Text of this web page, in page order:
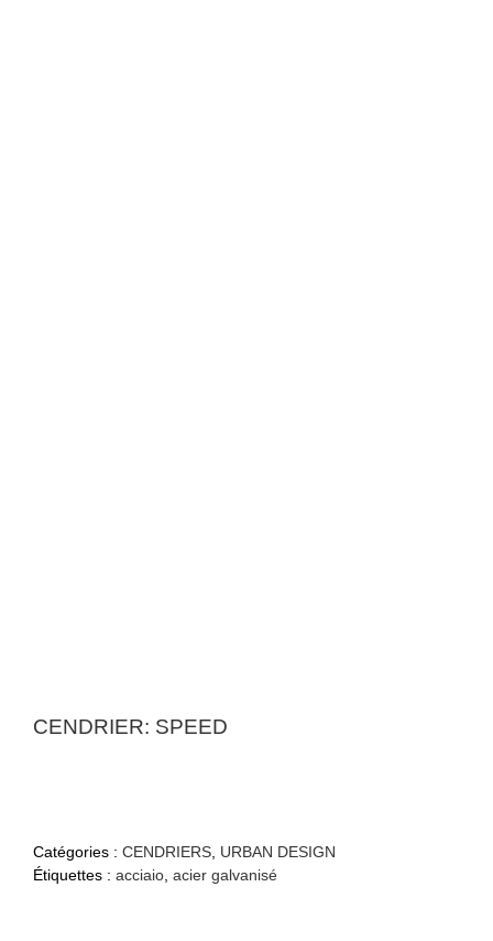
CENDRIER: SPEED
Catégories : CENDRIERS URBAN DESIGN
Étiquettes : acciaio acier galvanisé